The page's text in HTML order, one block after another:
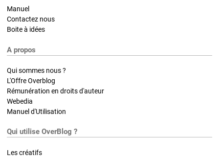
Manuel
Contactez nous
Boite à idées
A propos
Qui sommes nous ?
L'Offre Overblog
Rémunération en droits d'auteur
Webedia
Manuel d'Utilisation
Qui utilise OverBlog ?
Les créatifs